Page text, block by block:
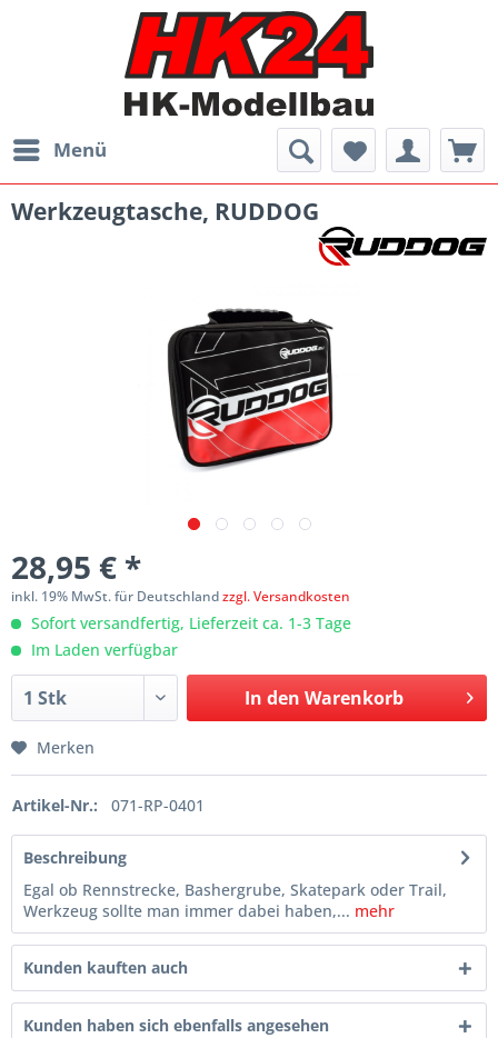
Menü
Werkzeugtasche, RUDDOG
28,95 € *
inkl. 19% MwSt. für Deutschlandzzgl. Versandkosten
Sofort versandfertig, Lieferzeit ca. 1-3 Tage
Im Laden verfügbar
In den Warenkorb
Merken
Artikel-Nr.: 071-RP-0401
Beschreibung
Egal ob Rennstrecke, Bashergrube, Skatepark oder Trail,
Werkzeug sollte man immer dabei haben,... mehr
Kunden kauften auch
Kunden haben sich ebenfalls angesehen